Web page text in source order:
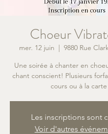
Choeur
mer. 12 juin
  |
9880 Rue
Une soirée à chanter en
chant conscient! Plusieurs
cours ou à la carte
Les inscriptions sont
Voir d'autres